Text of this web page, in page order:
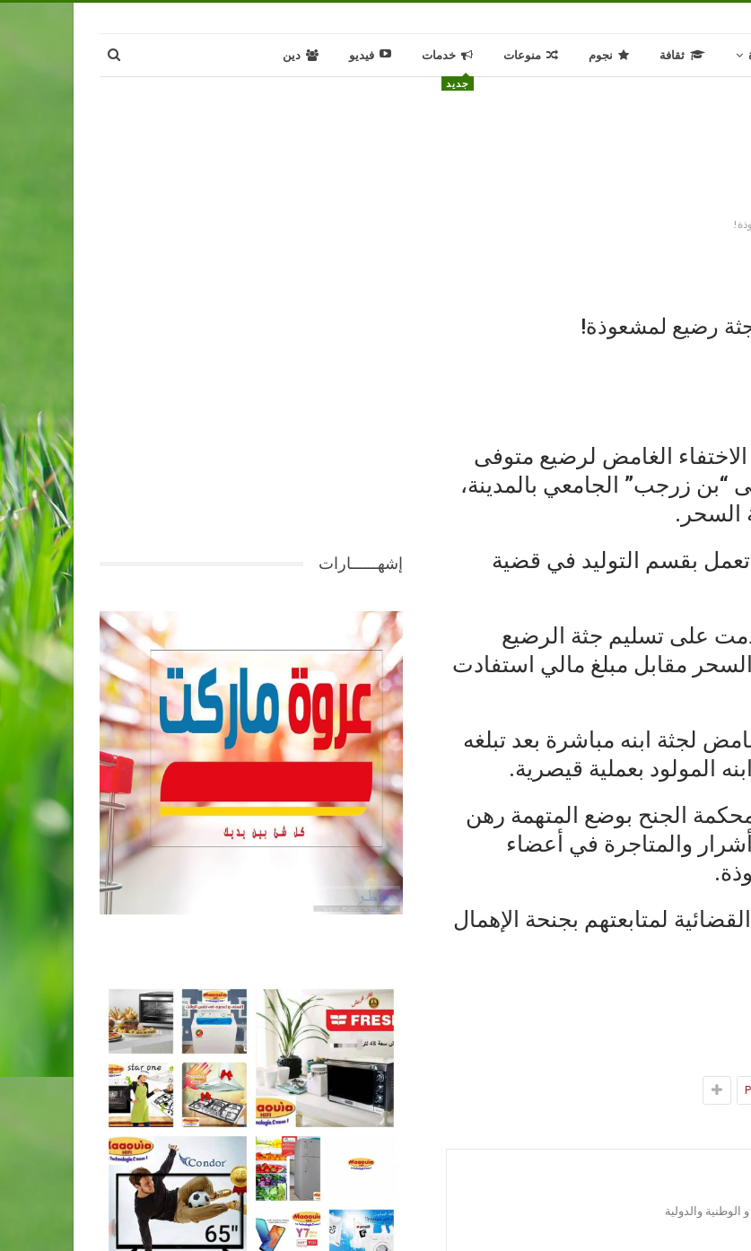
ثقافة نجوم منوعات خدمات
جديد
فيديو دين
رضيع لمشعوذة!
الغامض لرضيع متوفى
“بن زرجب” الجامعي بالمدينة،
السحر.
بقسم التوليد في قضية
على تسليم جثة الرضيع
مقابل مبلغ مالي استفادت
لجثة ابنه مباشرة بعد تبلغه
المولود بعملية قيصرية.
الجنح بوضع المتهمة رهن
والمتاجرة في أعضاء
القضائية لمتابعتهم بجنحة الإهمال
والدولية
إشهــــــارات